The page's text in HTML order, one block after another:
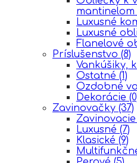
mantinelom
Luxusné
Luxusné
Flanelové
Príslušenstvo (8)
Vankúšiky,
Ostatné (1)
Ozdobné
Dekorácie
Zavinovačky (37)
Luxusné (7)
Klasické (9)